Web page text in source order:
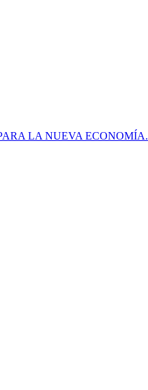
LA NUEVA ECONOMÍA.